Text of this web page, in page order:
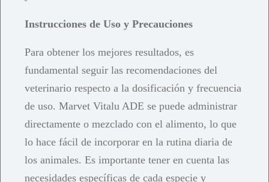
Instrucciones de Uso y Precauciones
Para obtener los mejores resultados, es
fundamental seguir las recomendaciones del
veterinario respecto a la dosificación y frecuencia
de uso. Marvet Vitalu ADE se puede administrar
directamente o mezclado con el alimento, lo que
lo hace fácil de incorporar en la rutina diaria de
los animales. Es importante tener en cuenta las
necesidades específicas de cada especie y